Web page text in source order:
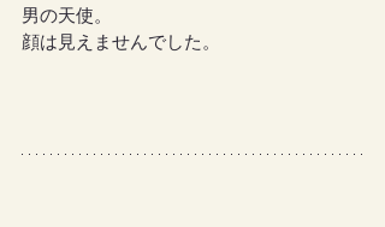
男の天使。
顔は見えませんでした。